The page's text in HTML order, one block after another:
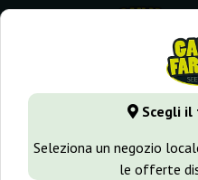
Scegli il
Seleziona un negozio
le offerte
GanjaFarmer.it Seedbank
Semi Dutch